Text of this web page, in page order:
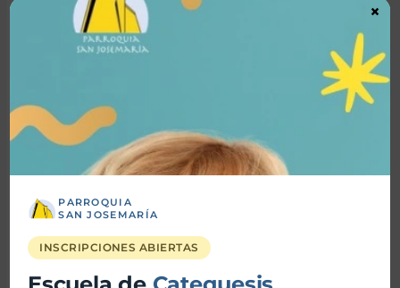
Comunion-CBE002.pdf
PARROQUIA
SAN JOSEMARÍA
INSCRIPCIONES ABIERTAS
×